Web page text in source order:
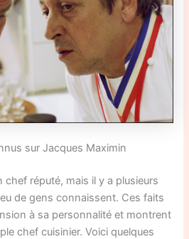
sur Jacques Maximin
chef réputé, mais il y a plusieurs
de gens connaissent. Ces faits
à sa personnalité et montrent
chef cuisinier. Voici quelques